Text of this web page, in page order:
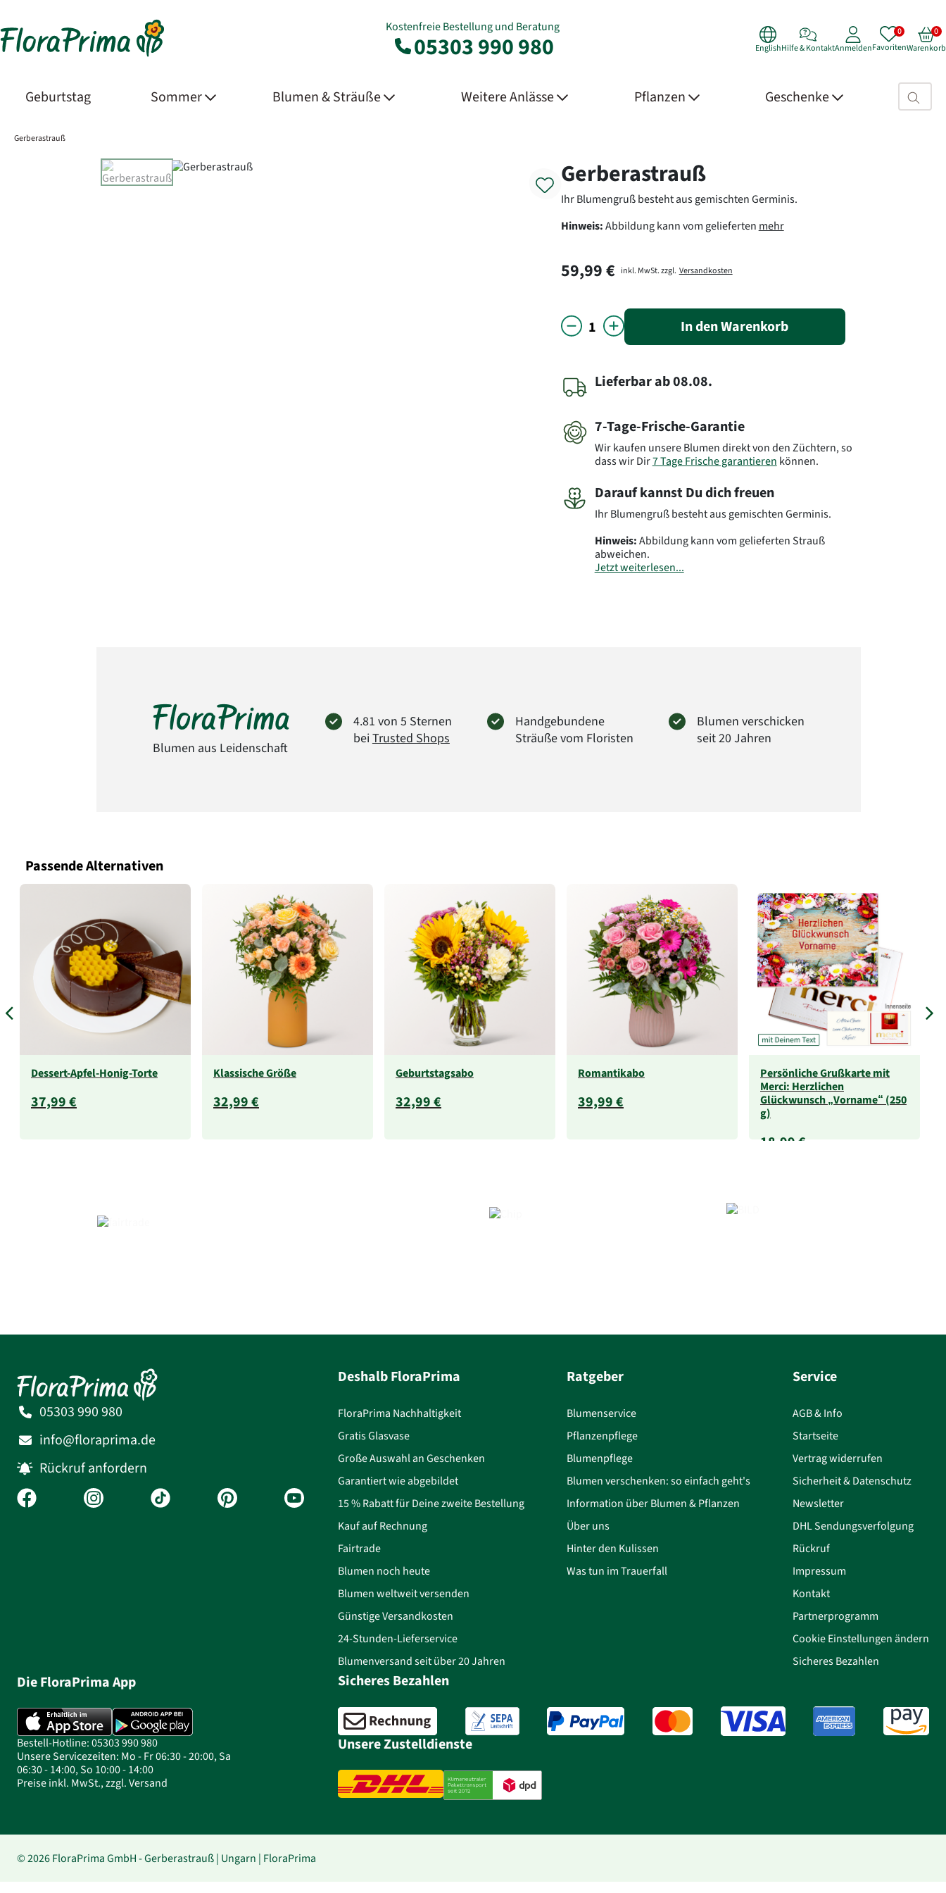
Kostenfreie Bestellung und Beratung
05303 990 980 EnglishHilfe & KontaktAnmeldenFavoritenWarenkorb
Geburtstag Sommer Blumen & Sträuße Weitere Anlässe Pflanzen Geschenke Suchfeld>
Gerberastrauß
Product Images Product Details
Gerberastrauß
Ihr Blumengruß besteht aus gemischten Germinis.
Hinweis:Abbildung kann vom gelieferten mehr
59,99 € inkl. MwSt. zzgl. Versandkosten
In den Warenkorb
Lieferbarab08.08.
7-Tage-Frische-Garantie
Wir kaufen unsere Blumen direkt von den Züchtern, so
dass wir Dir7 Tage Frische garantieren können.
Darauf kannst Du dich freuen
Ihr Blumengruß besteht aus gemischten Germinis.
Hinweis:Abbildung kann vom gelieferten Strauß
abweichen.
Jetzt weiterlesen...
Blumen aus Leidenschaft
4.81 von 5 Sternen
bei Trusted Shops
Handgebundene
Sträuße vom Floristen
Blumen verschicken
seit 20 Jahren
Passende Alternativen
Dessert-Apfel-Honig-Torte
37,99 €
Klassische Größe
32,99 €
Geburtstagsabo
32,99 €
Romantikabo
39,99 €
Persönliche Grußkarte mit
Merci: Herzlichen
Glückwunsch „Vorname“ (250
g)
18,99 €
05303 990 980
info@floraprima.de
Rückruf anfordern
Die FloraPrima App
Bestell-Hotline: 05303 990 980
Unsere Servicezeiten: Mo - Fr 06:30 - 20:00, Sa
06:30 - 14:00, So 10:00 - 14:00
Preise inkl. MwSt., zzgl. Versand
Deshalb FloraPrima
FloraPrima Nachhaltigkeit
Gratis Glasvase
Große Auswahl an Geschenken
Garantiert wie abgebildet
15 % Rabatt für Deine zweite Bestellung
Kauf auf Rechnung
Fairtrade
Blumen noch heute
Blumen weltweit versenden
Günstige Versandkosten
24-Stunden-Lieferservice
Blumenversand seit über 20 Jahren
Ratgeber
Blumenservice
Pflanzenpflege
Blumenpflege
Blumen verschenken: so einfach geht's
Information über Blumen & Pflanzen
Über uns
Hinter den Kulissen
Was tun im Trauerfall
Service
AGB & Info
Startseite
Vertrag widerrufen
Sicherheit & Datenschutz
Newsletter
DHL Sendungsverfolgung
Rückruf
Impressum
Kontakt
Partnerprogramm
Cookie Einstellungen ändern
Sicheres Bezahlen
Sicheres Bezahlen
Unsere Zustelldienste
© 2026 FloraPrima GmbH - Gerberastrauß | Ungarn | FloraPrima